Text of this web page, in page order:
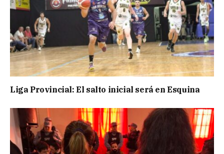
Liga Provincial: El salto inicial será en Esquina